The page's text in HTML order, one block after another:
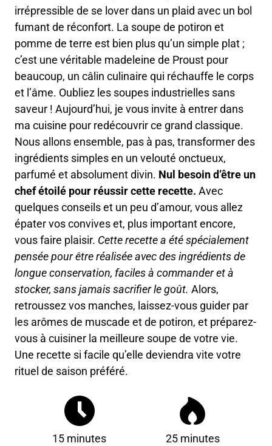
irrépressible de se lover dans un plaid avec un bol
fumant de réconfort. La soupe de potiron et
pomme de terre est bien plus qu’un simple plat ;
c’est une véritable madeleine de Proust pour
beaucoup, un câlin culinaire qui réchauffe le corps
et l’âme. Oubliez les soupes industrielles sans
saveur ! Aujourd’hui, je vous invite à entrer dans
ma cuisine pour redécouvrir ce grand classique.
Nous allons ensemble, pas à pas, transformer des
ingrédients simples en un velouté onctueux,
parfumé et absolument divin. Nul besoin d’être un
chef étoilé pour réussir cette recette. Avec
quelques conseils et un peu d’amour, vous allez
épater vos convives et, plus important encore,
vous faire plaisir. Cette recette a été spécialement
pensée pour être réalisée avec des ingrédients de
longue conservation, faciles à commander et à
stocker, sans jamais sacrifier le goût. Alors,
retroussez vos manches, laissez-vous guider par
les arômes de muscade et de potiron, et préparez-
vous à cuisiner la meilleure soupe de votre vie.
Une recette si facile qu’elle deviendra vite votre
rituel de saison préféré.
15 minutes 25 minutes